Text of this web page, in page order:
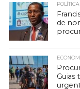
POLÍTICA
de
Guias